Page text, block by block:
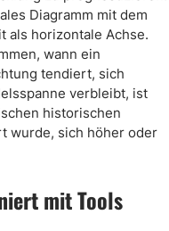
Diagramm mit dem
als horizontale Achse.
wann ein
tendiert, sich
verbleibt, ist
historischen
wurde, sich höher oder
mit Tools